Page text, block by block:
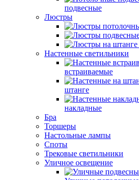
подвесные
Люстры
Настенные светильники
встраиваемые
штанге
накладные
Бра
Торшеры
Настольные лампы
Споты
Трековые светильники
Уличное освещение